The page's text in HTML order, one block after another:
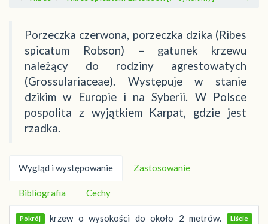
Porzeczka czerwona, porzeczka dzika (Ribes
spicatum Robson) – gatunek krzewu
należący do rodziny agrestowatych
(Grossulariaceae). Występuje w stanie
dzikim w Europie i na Syberii. W Polsce
pospolita z wyjątkiem Karpat, gdzie jest
rzadka.
Wygląd i występowanie Zastosowanie
Bibliografia Cechy
Pokrój krzew o wysokości do około 2 metrów. Liście